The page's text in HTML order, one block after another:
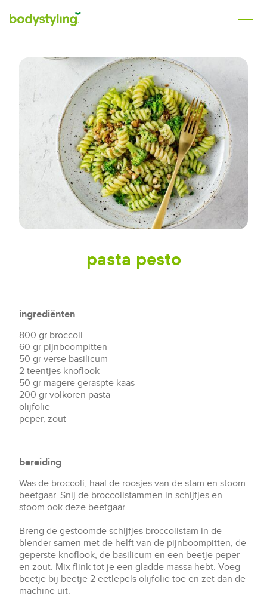
pasta pesto
ingrediënten
800 gr broccoli
60 gr pijnboompitten
50 gr verse basilicum
2 teentjes knoflook
50 gr magere geraspte kaas
200 gr volkoren pasta
olijfolie
peper, zout
bereiding
Was de broccoli, haal de roosjes van de stam en stoom
beetgaar. Snij de broccolistammen in schijfjes en
stoom ook deze beetgaar.
Breng de gestoomde schijfjes broccolistam in de
blender samen met de helft van de pijnboompitten, de
geperste knoflook, de basilicum en een beetje peper
en zout. Mix flink tot je een gladde massa hebt. Voeg
beetje bij beetje 2 eetlepels olijfolie toe en zet dan de
machine uit.